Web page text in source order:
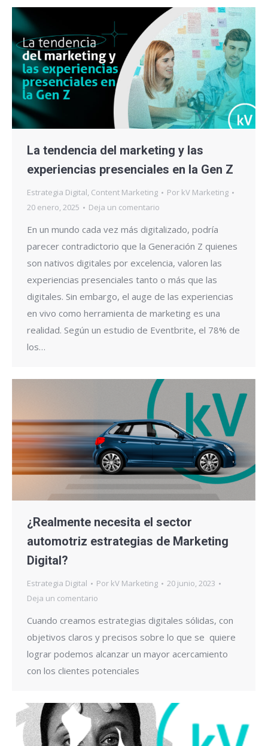
La tendencia del marketing y las
experiencias presenciales en la Gen Z
Estrategia Digital, Content Marketing Por kV Marketing
20 enero, 2025
Deja un comentario
En un mundo cada vez más digitalizado, podría
parecer contradictorio que la Generación Z quienes
son nativos digitales por excelencia, valoren las
experiencias presenciales tanto o más que las
digitales. Sin embargo, el auge de las experiencias
en vivo como herramienta de marketing es una
realidad. Según un estudio de Eventbrite, el 78% de
los…
¿Realmente necesita el sector
automotriz estrategias de Marketing
Digital?
Estrategia Digital Por kV Marketing
20 junio, 2023
Deja un comentario
Cuando creamos estrategias digitales sólidas, con
objetivos claros y precisos sobre lo que se quiere
lograr podemos alcanzar un mayor acercamiento
con los clientes potenciales